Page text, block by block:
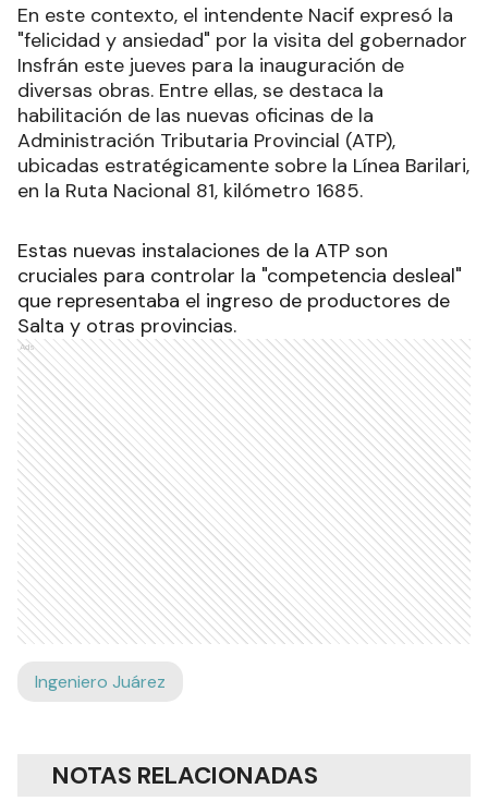
En este contexto, el intendente Nacif expresó la
"felicidad y ansiedad" por la visita del gobernador
Insfrán este jueves para la inauguración de
diversas obras. Entre ellas, se destaca la
habilitación de las nuevas oficinas de la
Administración Tributaria Provincial (ATP),
ubicadas estratégicamente sobre la Línea Barilari,
en la Ruta Nacional 81, kilómetro 1685.
Estas nuevas instalaciones de la ATP son
cruciales para controlar la "competencia desleal"
que representaba el ingreso de productores de
Salta y otras provincias.
Ads
Ingeniero Juárez
NOTAS RELACIONADAS